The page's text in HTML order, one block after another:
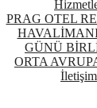
PRAG OTEL
GÜNÜ
ORTA
İletişim